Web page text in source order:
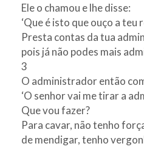
Ele o chamou e lhe disse:
‘Que é isto que ouço a teu
Presta contas da tua
pois já não podes mais
3
O administrador então
‘O senhor vai me tirar a
Que vou fazer?
Para cavar, não tenho
de mendigar, tenho